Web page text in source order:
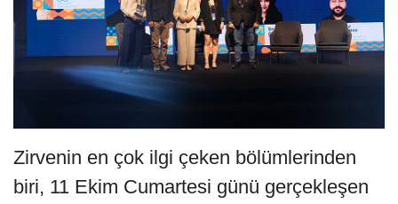
Zirvenin en çok ilgi çeken bölümlerinden
biri, 11 Ekim Cumartesi günü gerçekleşen